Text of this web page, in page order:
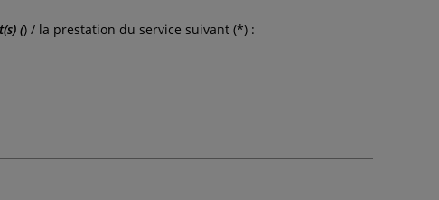
() / la prestation du service suivant (*) :